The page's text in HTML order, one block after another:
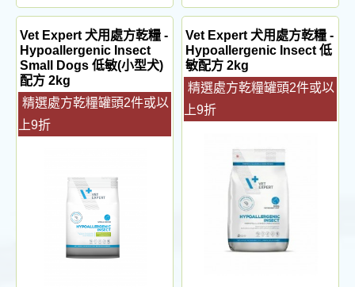
Vet Expert 犬用處方乾糧 -
Hypoallergenic Insect
Small Dogs 低敏(小型犬)
配方 2kg
精選處方乾糧罐頭2件或以
上9折
Vet Expert 犬用處方乾糧 -
Hypoallergenic Insect 低
敏配方 2kg
精選處方乾糧罐頭2件或以
上9折